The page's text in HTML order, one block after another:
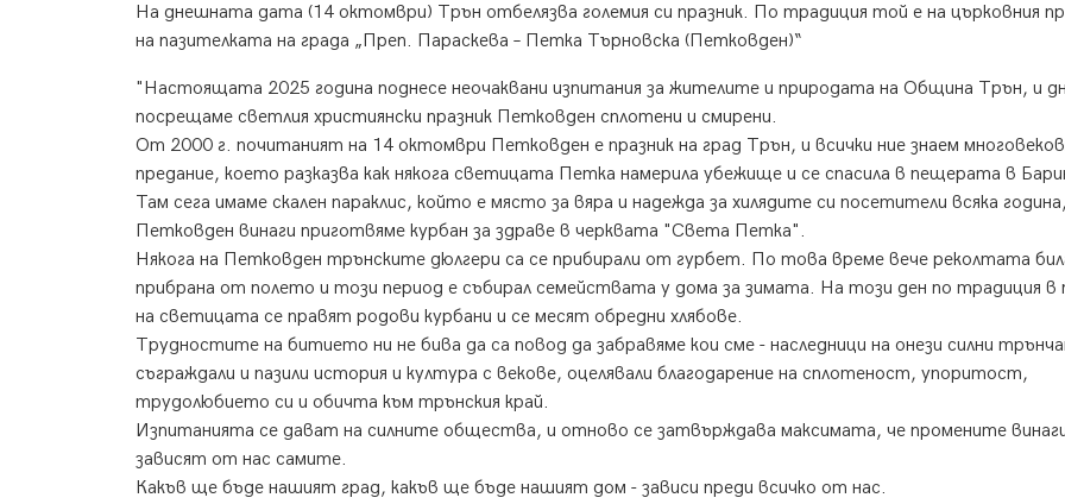
На днешната дата (14 октомври) Трън отбелязва големия си празник. По традиция той е на църковния
на пазителката на града „Преп. Параскева – Петка Търновска (Петковден)“
"Настоящата 2025 година поднесе неочаквани изпитания за жителите и природата на Община Трън, и
посрещаме светлия християнски празник Петковден сплотени и смирени.
От 2000 г. почитаният на 14 октомври Петковден е празник на град Трън, и всички ние знаем
предание, което разказва как някога светицата Петка намерила убежище и се спасила в пещерата в
Там сега имаме скален параклис, който е място за вяра и надежда за хилядите си посетители всяка
Петковден винаги приготвяме курбан за здраве в черквата "Света Петка".
Някога на Петковден трънските дюлгери са се прибирали от гурбет. По това време вече реколтата
прибрана от полето и този период е събирал семействата у дома за зимата. На този ден по традиция в
на светицата се правят родови курбани и се месят обредни хлябове.
Трудностите на битието ни не бива да са повод да забравяме кои сме - наследници на онези силни
съграждали и пазили история и култура с векове, оцелявали благодарение на сплотеност, упоритост,
трудолюбието си и обичта към трънския край.
Изпитанията се дават на силните общества, и отново се затвърждава максимата, че промените
зависят от нас самите.
Какъв ще бъде нашият град, какъв ще бъде нашият дом - зависи преди всичко от нас.